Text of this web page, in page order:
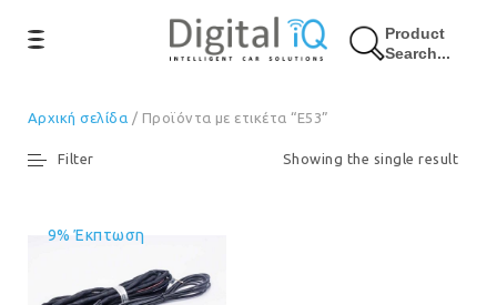
Product
Search...
Αρχική σελίδα / Προϊόντα με ετικέτα “E53”
Showing the single result
Filter
9% Έκπτωση